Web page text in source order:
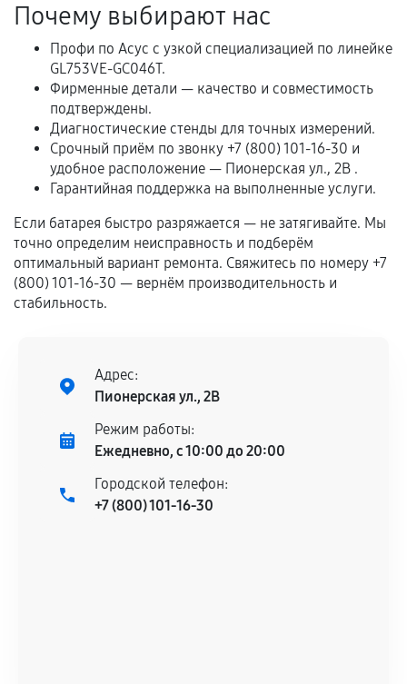
Естественный износ деталей, если иное не
предусмотрено отдельно.
Обращение после окончания гарантийного
срока.
Программные сбои, если это не указано в
отдельных условиях.
Если комплектующие куплены
самостоятельно
Гарантия на выполненные работы может
сохраняться полностью или частично, если
дефектов.
центром.
При этом гарантия на сами комплектующие
остается на стороне производителя или
продавца. За качество сторонних деталей
Почему выбирают нас
Профи по Асус с узкой специализацией по линейке
GL753VE-GC046T.
Фирменные детали — качество и совместимость
подтверждены.
Диагностические стенды для точных измерений.
Срочный приём по звонку +7 (800) 101-16-30 и
удобное расположение — Пионерская ул., 2В .
Гарантийная поддержка на выполненные услуги.
Если батарея быстро разряжается — не затягивайте. Мы
точно определим неисправность и подберём
оптимальный вариант ремонта. Свяжитесь по номеру +7
(800) 101-16-30 — вернём производительность и
стабильность.
Адрес:
Пионерская ул., 2В
Режим работы:
Ежедневно, с 10:00 до 20:00
Городской телефон:
+7 (800) 101-16-30